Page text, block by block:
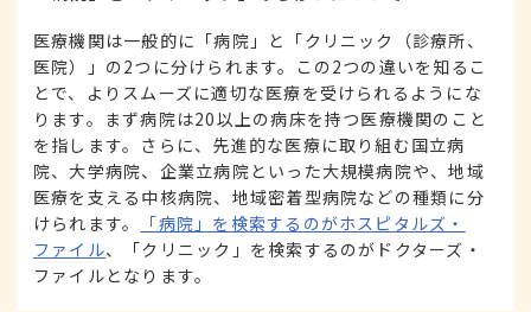
医療機関は一般的に「病院」と「クリニック（診療所、
医院）」の2つに分けられます。この2つの違いを知るこ
とで、よりスムーズに適切な医療を受けられるようにな
ります。まず病院は20以上の病床を持つ医療機関のこと
を指します。さらに、先進的な医療に取り組む国立病
院、大学病院、企業立病院といった大規模病院や、地域
医療を支える中核病院、地域密着型病院などの種類に分
けられます。
「病院」を検索するのがホスピタルズ・
ファイル、「クリニック」を検索するのがドクターズ・
ファイルとなります。